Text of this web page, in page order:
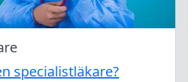
specialistläkare?